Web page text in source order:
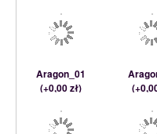
Aragon_01
(+0,00 zł)
(